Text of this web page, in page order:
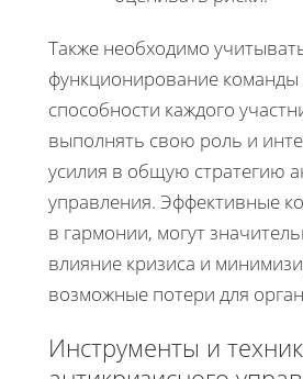
Также необходимо
функционирование команды
способности каждого
выполнять свою роль и
усилия в общую стратегию
управления. Эффективные
в гармонии, могут
влияние кризиса и
возможные потери для
Инструменты и